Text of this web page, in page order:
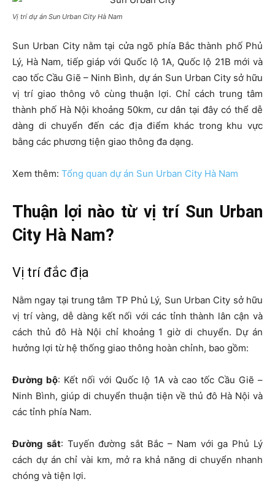
Vị trí dự án Sun Urban City Hà Nam
Sun Urban City nằm tại cửa ngõ phía Bắc thành phố Phủ
Lý, Hà Nam, tiếp giáp với Quốc lộ 1A, Quốc lộ 21B mới và
cao tốc Cầu Giẽ – Ninh Bình, dự án Sun Urban City sở hữu
vị trí giao thông vô cùng thuận lợi. Chỉ cách trung tâm
thành phố Hà Nội khoảng 50km, cư dân tại đây có thể dễ
dàng di chuyển đến các địa điểm khác trong khu vực
bằng các phương tiện giao thông đa dạng.
Xem thêm: Tổng quan dự án Sun Urban City Hà Nam
Thuận lợi nào từ vị trí Sun Urban
City Hà Nam?
Vị trí đắc địa
Nằm ngay tại trung tâm TP Phủ Lý, Sun Urban City sở hữu
vị trí vàng, dễ dàng kết nối với các tỉnh thành lân cận và
cách thủ đô Hà Nội chỉ khoảng 1 giờ di chuyển. Dự án
hưởng lợi từ hệ thống giao thông hoàn chỉnh, bao gồm:
Đường bộ: Kết nối với Quốc lộ 1A và cao tốc Cầu Giẽ –
Ninh Bình, giúp di chuyển thuận tiện về thủ đô Hà Nội và
các tỉnh phía Nam.
Đường sắt: Tuyến đường sắt Bắc – Nam với ga Phủ Lý
cách dự án chỉ vài km, mở ra khả năng di chuyển nhanh
chóng và tiện lợi.